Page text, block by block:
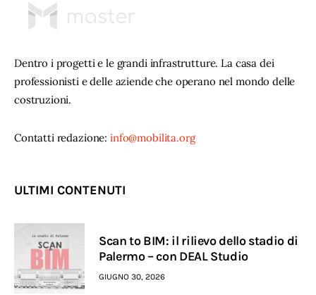
Dentro i progetti e le grandi infrastrutture. La casa dei
professionisti e delle aziende che operano nel mondo delle
costruzioni.
Contatti redazione: info@mobilita.org
ULTIMI CONTENUTI
Scan to BIM: il rilievo dello stadio di
Palermo – con DEAL Studio
GIUGNO 30, 2026